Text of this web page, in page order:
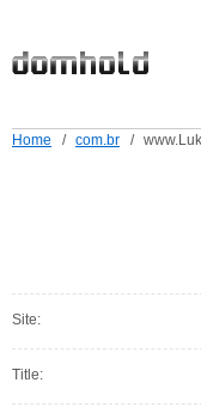
Home / com.br /
Site:
Title: